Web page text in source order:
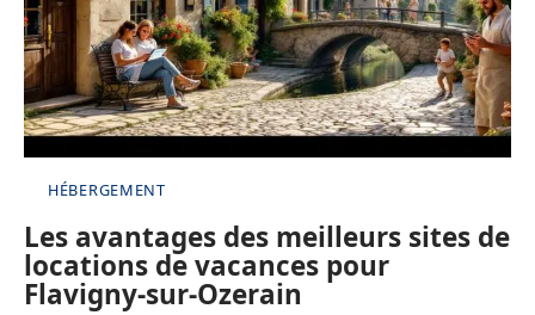
HÉBERGEMENT
Les avantages des meilleurs sites de
locations de vacances pour
Flavigny-sur-Ozerain